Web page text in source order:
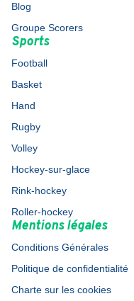
Blog
Groupe Scorers
Sports
Football
Basket
Hand
Rugby
Volley
Hockey-sur-glace
Rink-hockey
Roller-hockey
Mentions légales
Conditions Générales
Politique de confidentialité
Charte sur les cookies